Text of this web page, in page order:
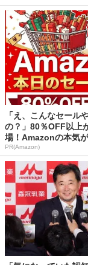
「え、こんなセール
の？」80％OFF以上
場！Amazonの本気
PR(Amazon)